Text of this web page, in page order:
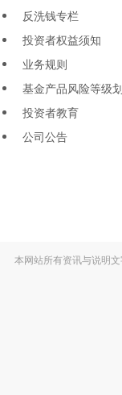
反洗钱专栏
投资者权益须知
业务规则
基金产品风险等级
投资者教育
公司公告
本网站所有资讯与说明